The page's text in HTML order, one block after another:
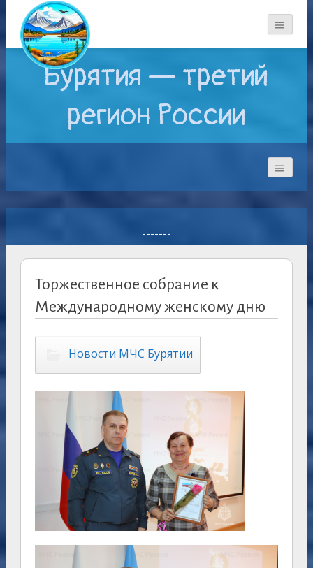
Бурятия — третий
регион России
-------
Торжественное собрание к
Международному женскому дню
Новости МЧС Бурятии